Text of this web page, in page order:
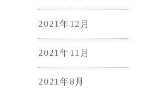
2021年12月
2021年11月
2021年8月